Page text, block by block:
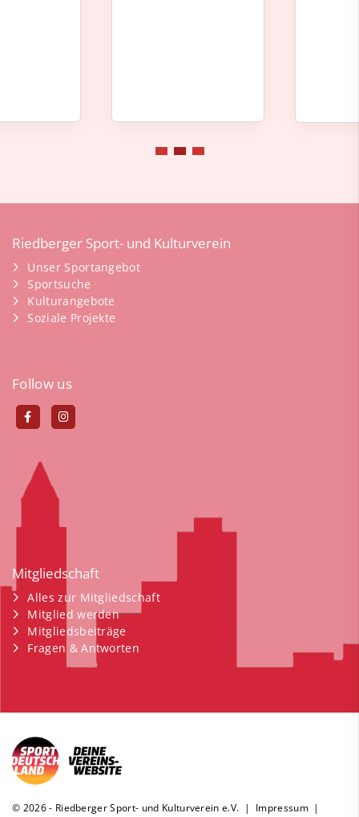
Riedberger Sport- und Kulturverein
Unser Sportangebot
Sportsuche
Kulturangebote
Soziale Projekte
Follow us
Mitgliedschaft
Alles zur Mitgliedschaft
Mitglied werden
Mitgliedsbeiträge
Fragen & Antworten
© 2026 - Riedberger Sport- und Kulturverein e.V. | Impressum|